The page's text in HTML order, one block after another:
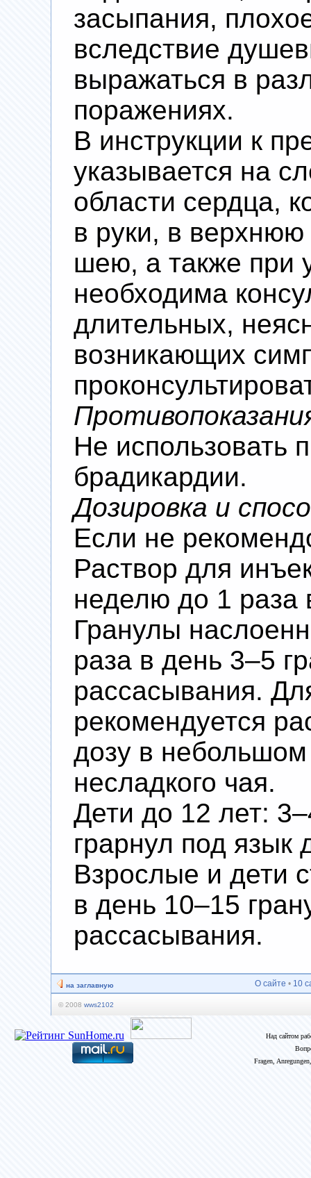
засыпания,
вследствие
выражаться в
поражениях.
В инструкции к
указывается на
области сердца,
в руки, в верхнюю
шею, а также при
необходима
длительных,
возникающих
Не использовать
брадикардии.
Дозировка и
Если не
Раствор для
неделю до 1 раза
Гранулы
раза в день 3–5
рассасывания.
рекомендуется
дозу в
несладкого чая.
Дети до 12 лет:
грарнул под язык
Взрослые и дети
в день 10–15
рассасывания.
на заглавную О сайте • 10
© 2008 wws2102
Над сайтом
Fragen,